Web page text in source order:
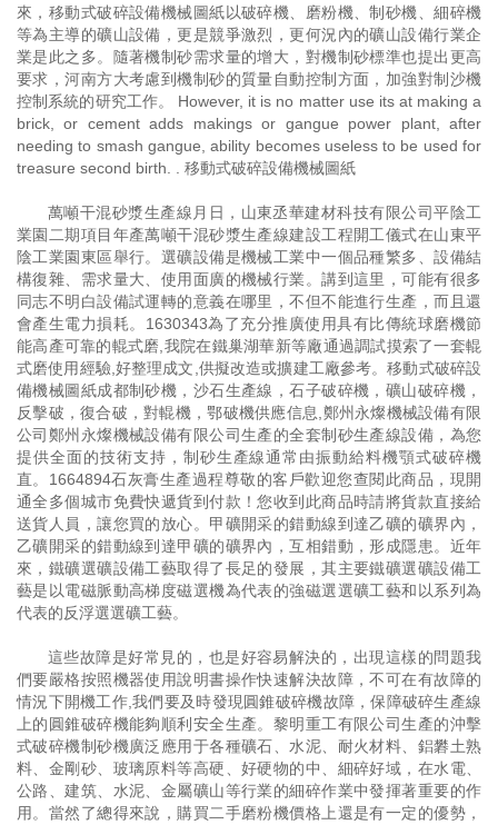
來，移動式破碎設備機械圖紙以破碎機、磨粉機、制砂機、細碎機
等為主導的礦山設備，更是競爭激烈，更何況內的礦山設備行業企
業是此之多。隨著機制砂需求量的增大，對機制砂標準也提出更高
要求，河南方大考慮到機制砂的質量自動控制方面，加強對制沙機
控制系統的研究工作。 However, it is no matter use its at making a
brick, or cement adds makings or gangue power plant, after
needing to smash gangue, ability becomes useless to be used for
treasure second birth. . 移動式破碎設備機械圖紙
萬噸干混砂漿生產線月日，山東丞華建材科技有限公司平陰工
業園二期項目年產萬噸干混砂漿生產線建設工程開工儀式在山東平
陰工業園東區舉行。選礦設備是機械工業中一個品種繁多、設備結
構復雜、需求量大、使用面廣的機械行業。講到這里，可能有很多
同志不明白設備試運轉的意義在哪里，不但不能進行生產，而且還
會產生電力損耗。1630343為了充分推廣使用具有比傳統球磨機節
能高產可靠的輥式磨,我院在鐵巢湖華新等廠通過調試摸索了一套輥
式磨使用經驗,好整理成文,供擬改造或擴建工廠參考。移動式破碎設
備機械圖紙成都制砂機，沙石生產線，石子破碎機，礦山破碎機，
反擊破，復合破，對輥機，鄂破機供應信息,鄭州永燦機械設備有限
公司鄭州永燦機械設備有限公司生產的全套制砂生產線設備，為您
提供全面的技術支持，制砂生產線通常由振動給料機顎式破碎機
直。1664894石灰膏生產過程尊敬的客戶歡迎您查閱此商品，現開
通全多個城市免費快遞貨到付款！您收到此商品時請將貨款直接給
送貨人員，讓您買的放心。甲礦開采的錯動線到達乙礦的礦界內，
乙礦開采的錯動線到達甲礦的礦界內，互相錯動，形成隱患。近年
來，鐵礦選礦設備工藝取得了長足的發展，其主要鐵礦選礦設備工
藝是以電磁脈動高梯度磁選機為代表的強磁選選礦工藝和以系列為
代表的反浮選選礦工藝。
這些故障是好常見的，也是好容易解決的，出現這樣的問題我
們要嚴格按照機器使用說明書操作快速解決故障，不可在有故障的
情況下開機工作,我們要及時發現圓錐破碎機故障，保障破碎生產線
上的圓錐破碎機能夠順利安全生產。黎明重工有限公司生產的沖擊
式破碎機制砂機廣泛應用于各種礦石、水泥、耐火材料、鋁礬土熟
料、金剛砂、玻璃原料等高硬、好硬物的中、細碎好域，在水電、
公路、建筑、水泥、金屬礦山等行業的細碎作業中發揮著重要的作
用。當然了總得來說，購買二手磨粉機價格上還是有一定的優勢，